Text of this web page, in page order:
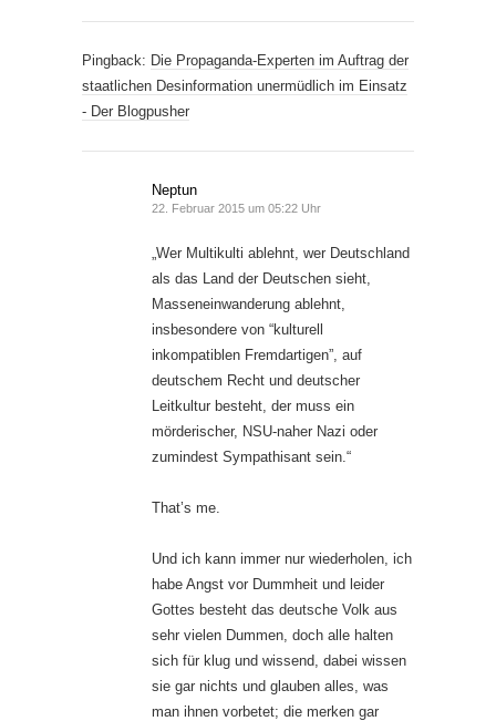
Pingback: Die Propaganda-Experten im Auftrag der
staatlichen Desinformation unermüdlich im Einsatz
- Der Blogpusher
Neptun
22. Februar 2015 um 05:22 Uhr
„Wer Multikulti ablehnt, wer Deutschland
als das Land der Deutschen sieht,
Masseneinwanderung ablehnt,
insbesondere von “kulturell
inkompatiblen Fremdartigen”, auf
deutschem Recht und deutscher
Leitkultur besteht, der muss ein
mörderischer, NSU-naher Nazi oder
zumindest Sympathisant sein.“
That’s me.
Und ich kann immer nur wiederholen, ich
habe Angst vor Dummheit und leider
Gottes besteht das deutsche Volk aus
sehr vielen Dummen, doch alle halten
sich für klug und wissend, dabei wissen
sie gar nichts und glauben alles, was
man ihnen vorbetet; die merken gar